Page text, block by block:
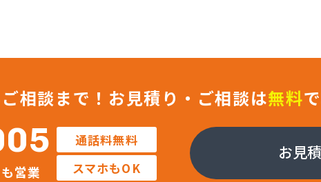
販株式会社一里販売所
町エルピーガス協同組合
社JAエルサポート LPガス総合センター
社JAエルサポート じゃすぽーと真岡SS
会社JAエルサポート 県中支店
社JAエルサポート 県東支店
相談まで！ お見積り・ご相談は無料で
営業
通話料無料
スマホもOK
お見